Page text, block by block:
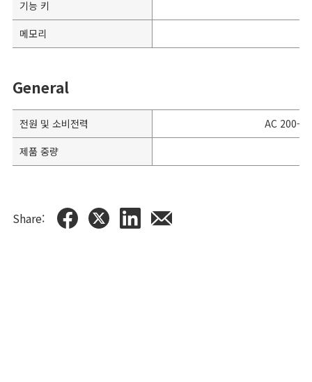
기능 키
메모리
General
전원 및 소비전력
AC 200-
제품 중량
Share: